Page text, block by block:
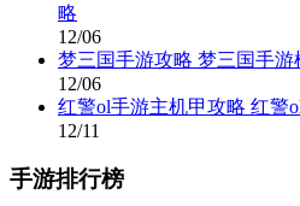
略
12/06
梦三国手游攻略 梦三国手游
12/06
红警ol手游主机甲攻略 红警
12/11
手游排行榜